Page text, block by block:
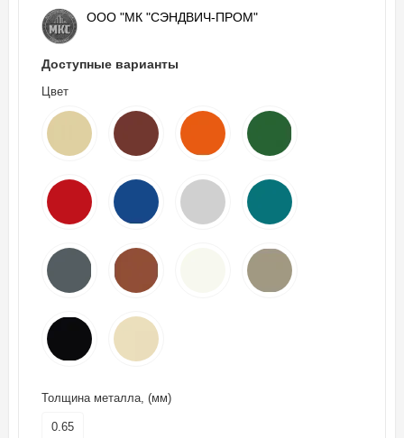
ООО "МК "СЭНДВИЧ-ПРОМ"
Доступные варианты
Цвет
Толщина металла, (мм)
0.65